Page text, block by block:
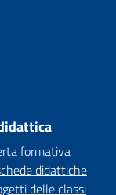
formativa
didattiche
delle classi